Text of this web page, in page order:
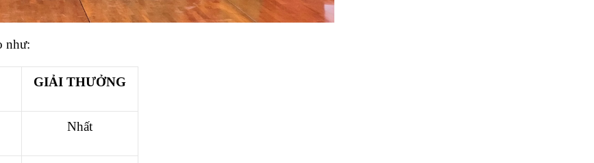
như:
GIẢI THƯỞNG
Nhất